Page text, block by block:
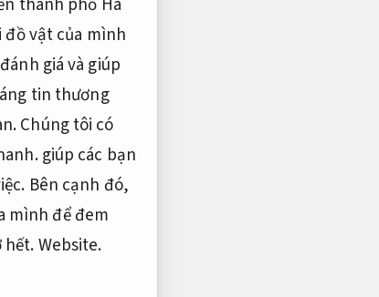
đồ vật của mình
giá và giúp
tin thương
Chúng tôi có
giúp các bạn
Bên cạnh đó,
mình để đem
hết.Website.